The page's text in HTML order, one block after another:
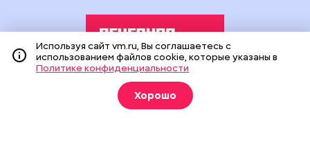
Издание создано при финансовой поддержке Департамента
средств массовой информации и рекламы города Москвы.
На сайте применяются рекомендательные технологии
Используя сайт vm.ru, Вы соглашаетесь с
использованием файлов cookie, которые указаны в
Политике конфиденциальности
Хорошо